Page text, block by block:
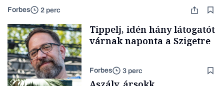
Forbes 2 perc
Tippelj, idén hány látogatót
várnak naponta a Szigetre
Forbes 3 perc